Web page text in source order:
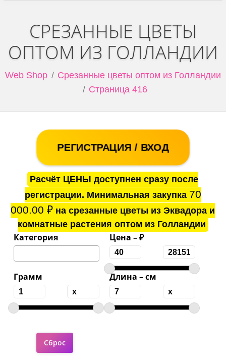
СРЕЗАННЫЕ ЦВЕТЫ
ОПТОМ ИЗ ГОЛЛАНДИИ
Web Shop
Срезанные цветы оптом из Голландии
Страница 416
РЕГИСТРАЦИЯ / ВХОД
Расчёт ЦЕНЫ доступнен сразу после
регистрации. Минимальная закупка 70
000.00₽ на срезанные цветы из Эквадора и
комнатные растения оптом из Голландии
Категория Цена – ₽
Грамм Длина – см